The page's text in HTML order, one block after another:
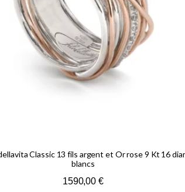
Classic 13 fils argent et Or rose 9 Kt 16
blancs
1590,00€